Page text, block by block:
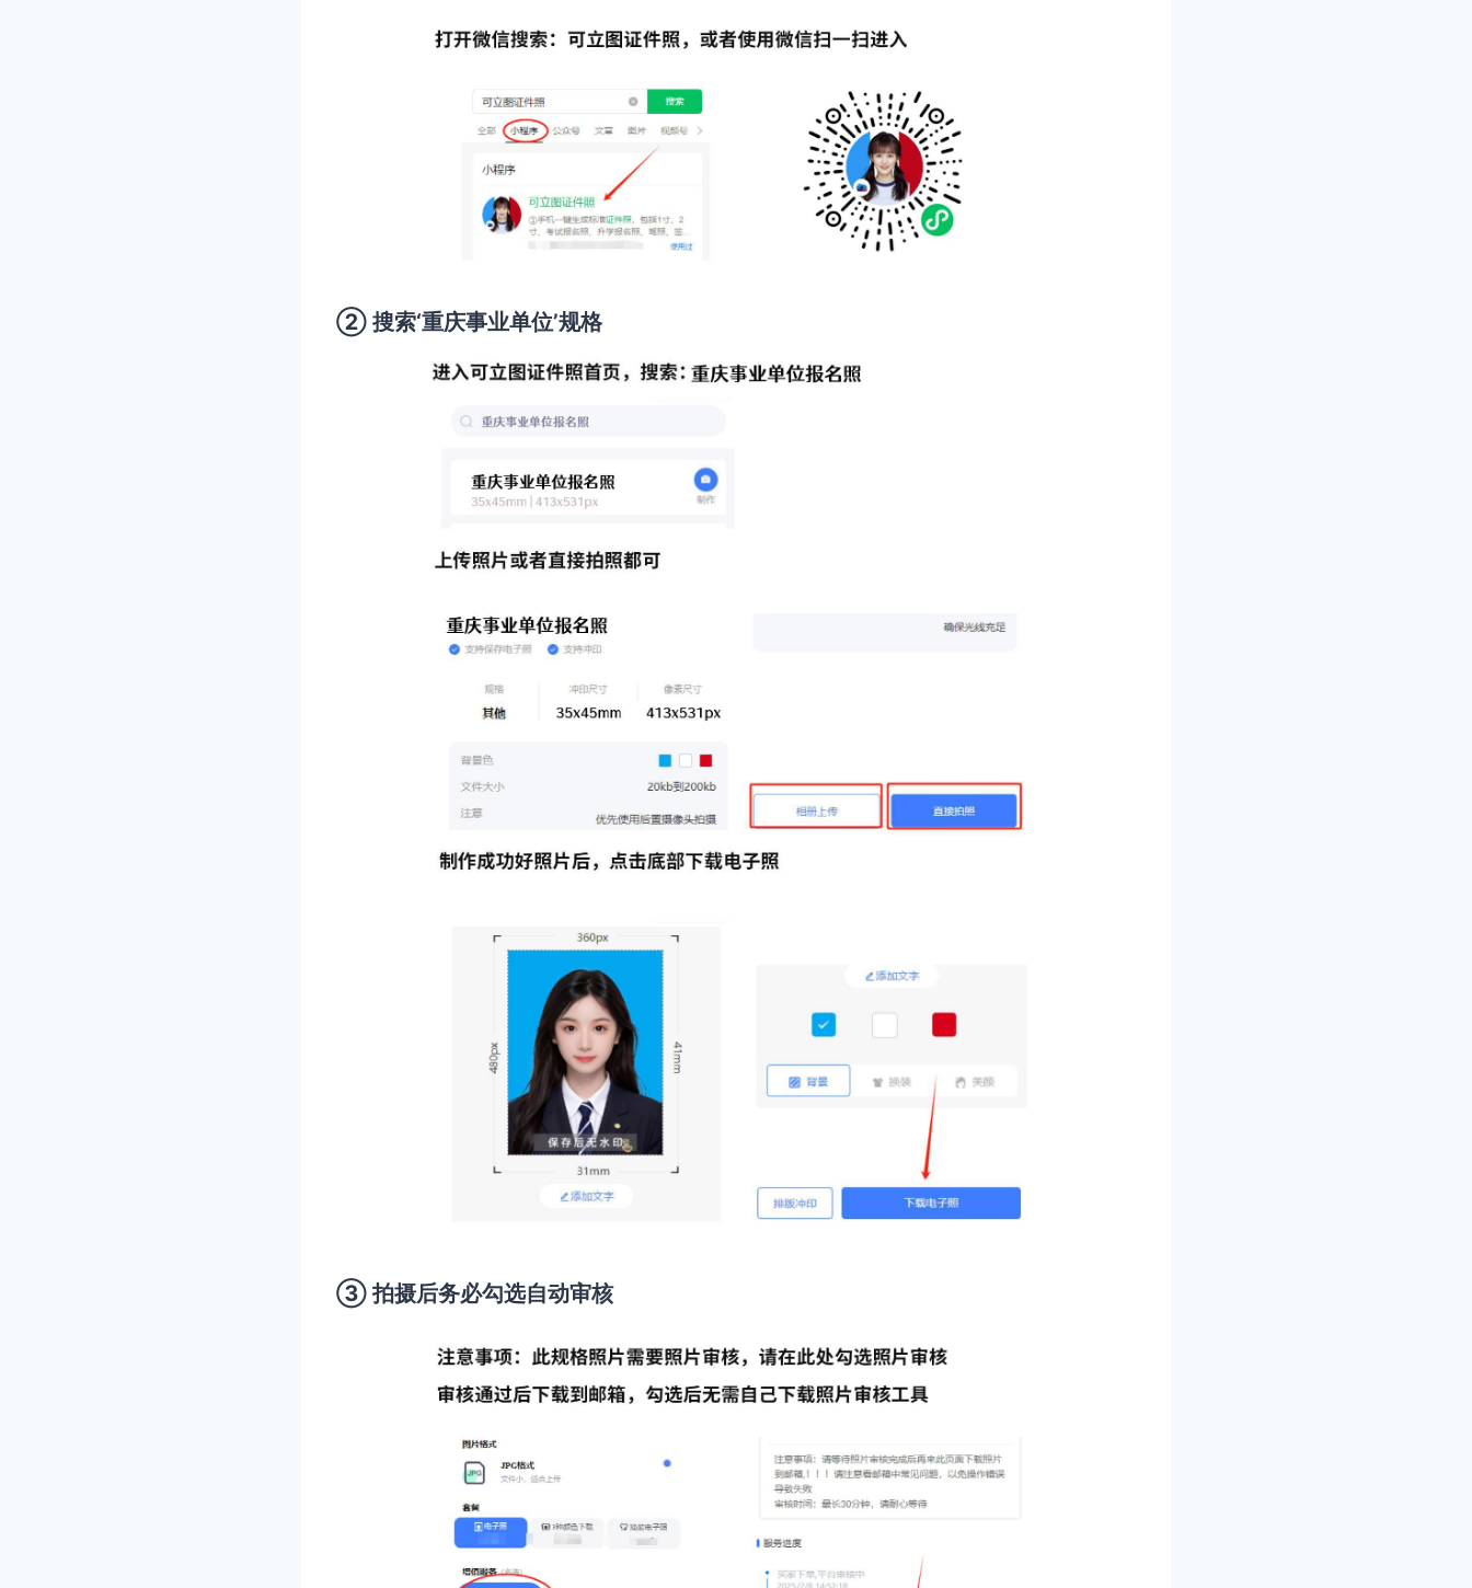
② 搜索‘重庆事业单位’规格
③ 拍摄后务必勾选自动审核